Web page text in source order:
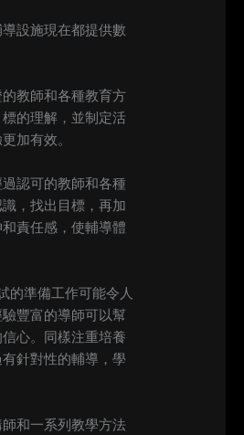
設施現在都提供數
教師和各種教育方
的理解，並制定活
加有效。
認可的教師和各種
，找出目標，再加
責任感，使輔導體
的準備工作可能令人
豐富的導師可以幫
心。同樣注重培養
針對性的輔導，學
和一系列教學方法